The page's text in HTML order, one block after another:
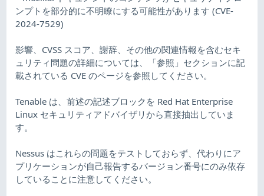
ンプトを部分的に不明瞭にする可能性があります (CVE-
2024-7529)
影響、CVSS スコア、謝辞、その他の関連情報を含むセキ
ュリティ問題の詳細については、「参照」セクションに記
載されている CVE のページを参照してください。
Tenable は、前述の記述ブロックを Red Hat Enterprise
Linux セキュリティアドバイザリから直接抽出していま
す。
Nessus はこれらの問題をテストしておらず、代わりにア
プリケーションが自己報告するバージョン番号にのみ依存
していることに注意してください。